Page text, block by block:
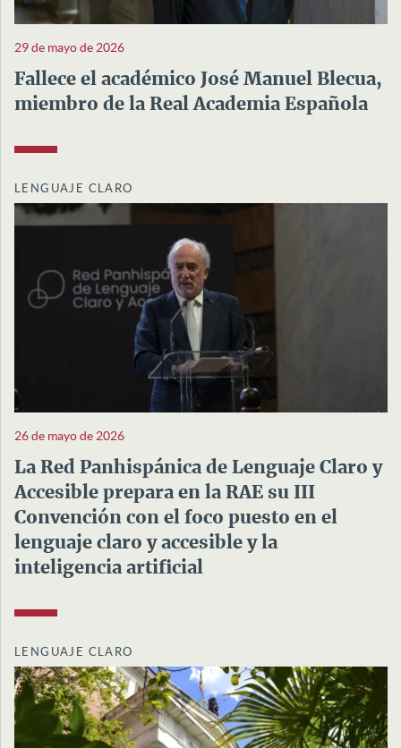
29 de mayo de 2026
Fallece el académico José Manuel Blecua,
miembro de la Real Academia Española
LENGUAJE CLARO
26 de mayo de 2026
La Red Panhispánica de Lenguaje Claro y
Accesible prepara en la RAE su III
Convención con el foco puesto en el
lenguaje claro y accesible y la
inteligencia artificial
LENGUAJE CLARO